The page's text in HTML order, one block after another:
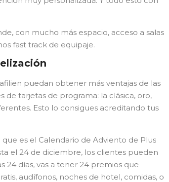
con mucho más espacio, acceso a salas
fast track de equipaje.
puedan obtener más ventajas de las
tarjetas de programa: la clásica, oro,
Esto lo consigues acreditando tus
es el Calendario de Adviento de Plus
el 24 de diciembre, los clientes pueden
24 días, vas a tener 24 premios que
audífonos, noches de hotel, comidas, o